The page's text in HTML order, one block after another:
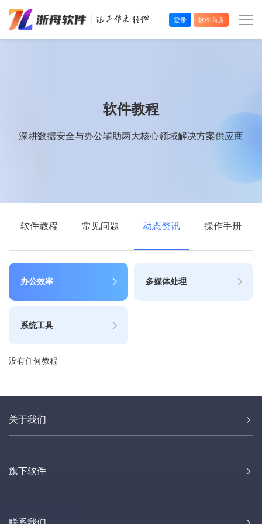
登录 软件商店
软件教程
深耕数据安全与办公辅助两大核心领域解决方案供应商
软件教程 常见问题 动态资讯 操作手册
办公效率 多媒体处理
系统工具
没有任何教程
关于我们
旗下软件